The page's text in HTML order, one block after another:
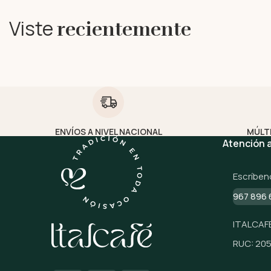
Visterecientemente
ENVÍOS A NIVEL NACIONAL
Atención
967 896
RUC: